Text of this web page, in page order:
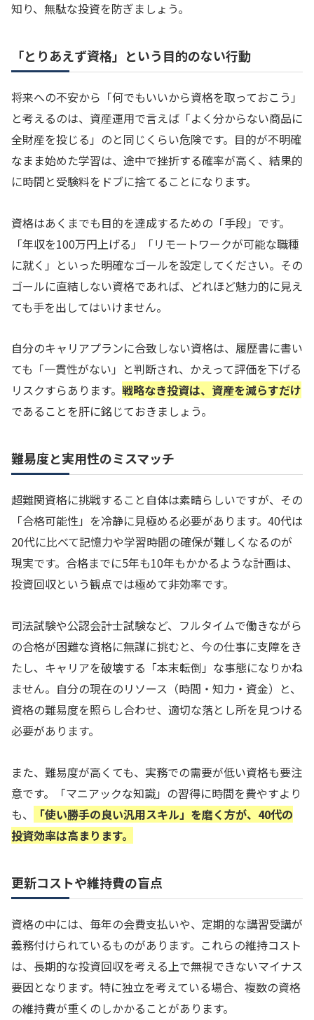
知り、無駄な投資を防ぎましょう。
「とりあえず資格」という目的のない行動
将来への不安から「何でもいいから資格を取っておこう」
と考えるのは、資産運用で言えば「よく分からない商品に
全財産を投じる」のと同じくらい危険です。目的が不明確
なまま始めた学習は、途中で挫折する確率が高く、結果的
に時間と受験料をドブに捨てることになります。
資格はあくまでも目的を達成するための「手段」です。
「年収を100万円上げる」「リモートワークが可能な職種
に就く」といった明確なゴールを設定してください。その
ゴールに直結しない資格であれば、どれほど魅力的に見え
ても手を出してはいけません。
自分のキャリアプランに合致しない資格は、履歴書に書い
ても「一貫性がない」と判断され、かえって評価を下げる
リスクすらあります。 戦略なき投資は、資産を減らすだけ
であることを肝に銘じておきましょう。
難易度と実用性のミスマッチ
超難関資格に挑戦すること自体は素晴らしいですが、その
「合格可能性」を冷静に見極める必要があります。40代は
20代に比べて記憶力や学習時間の確保が難しくなるのが
現実です。合格までに5年も10年もかかるような計画は、
投資回収という観点では極めて非効率です。
司法試験や公認会計士試験など、フルタイムで働きながら
の合格が困難な資格に無謀に挑むと、今の仕事に支障をき
たし、キャリアを破壊する「本末転倒」な事態になりかね
ません。自分の現在のリソース（時間・知力・資金）と、
資格の難易度を照らし合わせ、適切な落とし所を見つける
必要があります。
また、難易度が高くても、実務での需要が低い資格も要注
意です。「マニアックな知識」の習得に時間を費やすより
も、
「使い勝手の良い汎用スキル」を磨く方が、40代の
投資効率は高まります。
更新コストや維持費の盲点
資格の中には、毎年の会費支払いや、定期的な講習受講が
義務付けられているものがあります。これらの維持コスト
は、長期的な投資回収を考える上で無視できないマイナス
要因となります。特に独立を考えている場合、複数の資格
の維持費が重くのしかかることがあります。